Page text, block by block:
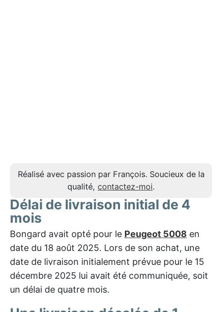
Réalisé avec passion par François. Soucieux de la
qualité, contactez-moi.
Délai de livraison initial de 4
mois
Bongard avait opté pour le Peugeot 5008 en
date du 18 août 2025. Lors de son achat, une
date de livraison initialement prévue pour le 15
décembre 2025 lui avait été communiquée, soit
un délai de quatre mois.